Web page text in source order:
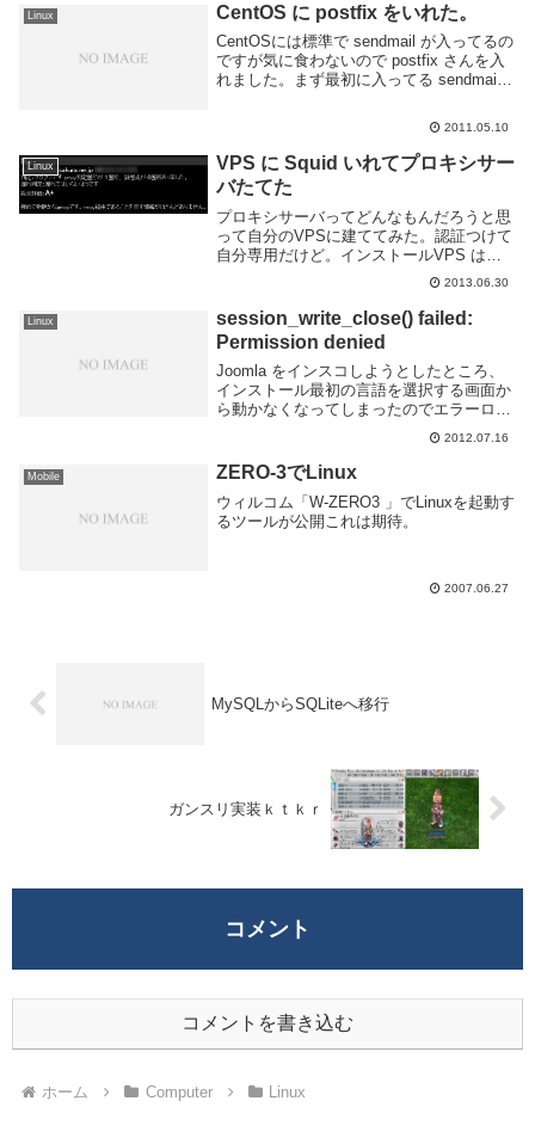
ーし忘れたので...
Linux CentOS に postfix をいれた。
CentOSには標準で sendmail が入ってるの
ですが気に食わないので postfix さんを入
れました。まず最初に入ってる sendmail
いた。次に設定まずはpostfixの設定。...
2011.05.10
Linux
VPS に Squid いれてプロキシサー
バたてた
プロキシサーバってどんなもんだろうと思
って自分のVPSに建ててみた。認証つけて
自分専用だけど。インストールVPS はさ
くらのVPSです。OSは ubuntu なので apt
で。パッケージ一覧を見ると squid と
squid3 の2つが...
2013.06.30
Linux
session_write_close() failed:
Permission denied
Joomla をインスコしようとしたところ、
インストール最初の言語を選択する画面か
ら動かなくなってしまったのでエラーログ
を確認したら session がパーミッション無
くて読み込めない的なエラーが出てた。
session を書き込んでるディレ...
2012.07.16
Mobile ZERO-3でLinux
ウィルコム「W-ZERO3 」でLinuxを起動す
るツールが公開これは期待。
2007.06.27
MySQLからSQLiteへ移行
ガンスリ実装ｋｔｋｒ
コメント
コメントを書き込む
ホーム Computer Linux